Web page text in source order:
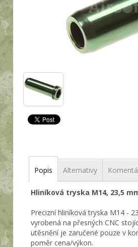
Popis Alternativy
Hliníková tryska M14, 23,5
Precizní hliníková tryska M14 -
vyrobená na přesných CNC
utěsnění je zaručené pouze v
poměr cena/výkon.